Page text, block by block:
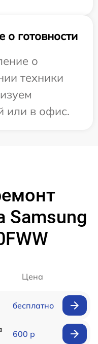
готовности
о
техники
или в офис.
Samsung
Цена
бесплатно
600 р